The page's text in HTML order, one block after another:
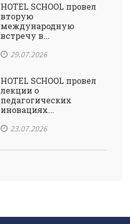
HOTEL SCHOOL провел
вторую
международную
встречу в...
29.07.2026
HOTEL SCHOOL провел
лекции о
педагогических
иновациях...
23.07.2026